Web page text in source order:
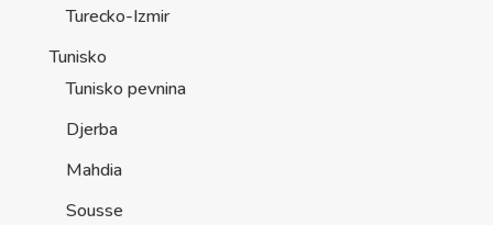
Turecko-Izmir
Tunisko
Tunisko pevnina
Djerba
Mahdia
Sousse